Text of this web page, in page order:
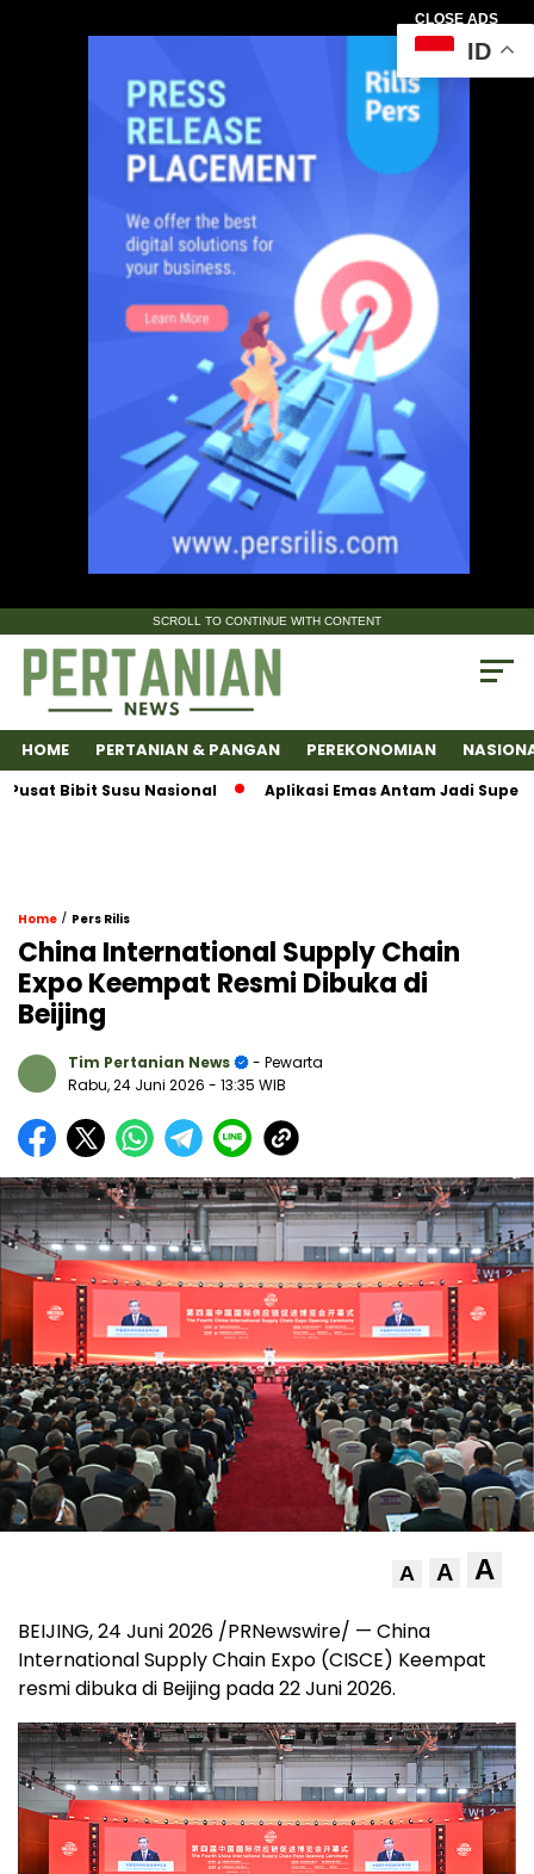
CLOSE ADS
SCROLL TO CONTINUE WITH CONTENT
HOME PERTANIAN & PANGAN PEREKONOMIAN
Bibit Susu Nasional Aplikasi Emas Antam Jadi
Home / Pers Rilis
China International Supply Chain
Expo Keempat Resmi Dibuka di
Beijing
Tim Pertanian News
- Pewarta
Rabu, 24 Juni 2026 - 13:35 WIB
A A A
BEIJING, 24 Juni 2026 /PRNewswire/ — China
International Supply Chain Expo (CISCE) Keempat
resmi dibuka di Beijing pada 22 Juni 2026.
ID